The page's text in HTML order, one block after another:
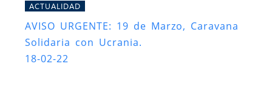
ACTUALIDAD
AVISO URGENTE: 19 de Marzo, Caravana
Solidaria con Ucrania.
18-02-22